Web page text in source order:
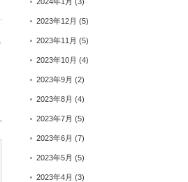
2023年12月 (5)
2023年11月 (5)
2023年10月 (4)
2023年9月 (2)
2023年8月 (4)
2023年7月 (5)
2023年6月 (7)
2023年5月 (5)
2023年4月 (3)